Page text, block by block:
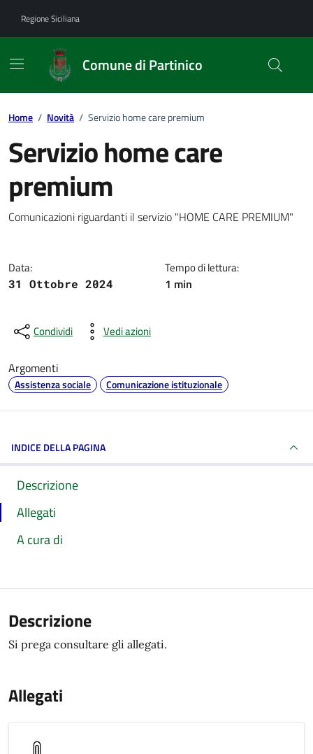
Regione Siciliana
Comune di Partinico
Home / Novità / Servizio home care premium
Servizio home care
premium
Dettagli della notizia
Comunicazioni riguardanti il servizio "HOME CARE PREMIUM"
Data:
31 Ottobre 2024
Tempo di lettura:
1 min
Condividi Vedi azioni
Argomenti
Assistenza sociale Comunicazione istituzionale
INDICE DELLA PAGINA
Descrizione
Allegati
A cura di
Descrizione
Si prega consultare gli allegati.
Allegati